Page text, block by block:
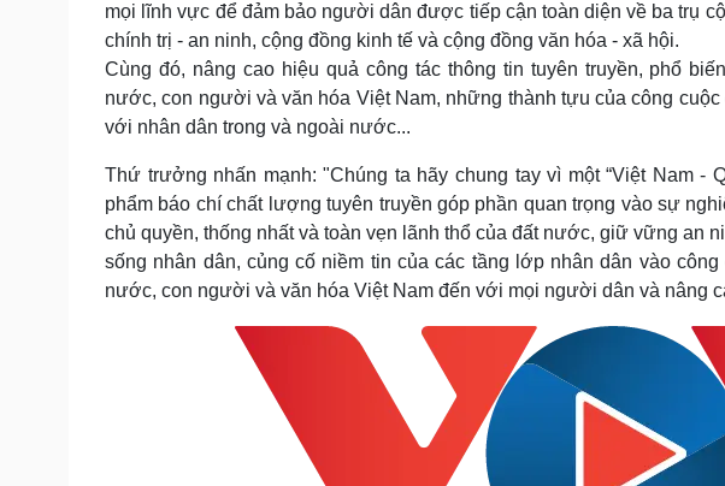
mọi lĩnh vực để đảm bảo người dân được tiếp cận toàn diện về ba trụ
chính trị - an ninh, cộng đồng kinh tế và cộng đồng văn hóa - xã hội.
Cùng đó, nâng cao hiệu quả công tác thông tin tuyên truyền, phổ
nước, con người và văn hóa Việt Nam, những thành tựu của công
với nhân dân trong và ngoài nước...
Thứ trưởng nhấn mạnh: "Chúng ta hãy chung tay vì một “Việt Nam -
phẩm báo chí chất lượng tuyên truyền góp phần quan trọng vào sự
chủ quyền, thống nhất và toàn vẹn lãnh thổ của đất nước, giữ vững an
sống nhân dân, củng cố niềm tin của các tầng lớp nhân dân vào
nước, con người và văn hóa Việt Nam đến với mọi người dân và nâng